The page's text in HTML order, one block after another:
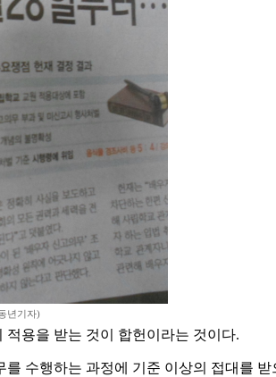
년기자)
용을 받는 것이 합헌이라는 것이다.
수행하는 과정에 기준 이상의 접대를